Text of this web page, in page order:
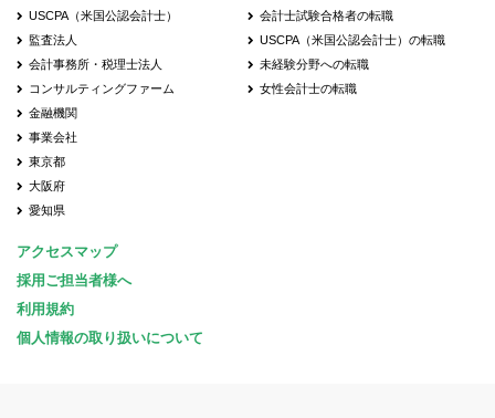
USCPA（米国公認会計士）
監査法人
会計事務所・税理士法人
コンサルティングファーム
金融機関
事業会社
東京都
大阪府
愛知県
会計士試験合格者の転職
USCPA（米国公認会計士）の転職
未経験分野への転職
女性会計士の転職
アクセスマップ
採用ご担当者様へ
利用規約
個人情報の取り扱いについて